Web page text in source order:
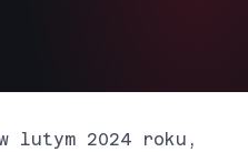
lutym 2024 roku,